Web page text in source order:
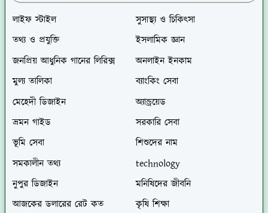
লাইফ স্টাইল
সুসাস্থ্য ও চিকিৎসা
তথ্য ও প্রযুক্তি
ইসলামিক জ্ঞান
জনপ্রিয় আধুনিক গানের লিরিক্স
অনলাইন ইনকাম
মুল্য তালিকা
ব্যাংকিং সেবা
মেহেদী ডিজাইন
অ্যান্ড্রয়েড
ভ্রমন গাইড
সরকারি সেবা
ভূমি সেবা
শিশুদের নাম
সমকালীন তথ্য
technology
নুপুর ডিজাইন
মনিষিদের জীবনি
আজকের ডলারের রেট কত
কৃষি শিক্ষা